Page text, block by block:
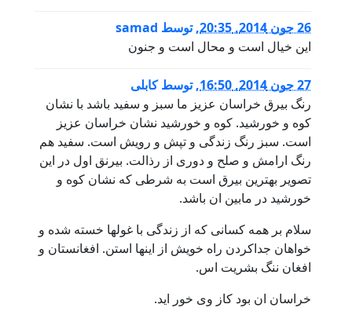
26 جون 2014, 20:35 ,توسط samad
اين خيال است و محال است و جنون
27 جون 2014, 16:50 ,توسطکابلی
رنگ بیرق خراسان عزیز ما سبز و سفید باشد با نشان
کوه و خورشید. کوه و خورشید نشان خراسان عزیز
است. سبز رنگ زندگی و تپش و رویش است. سفید هم
رنگ ارامش و صلح و دوری از رذالت. بیرنق اول در این
تصویر بهترین بیرق است به شرطی که نشان کوه و
خورشید در مابین ان باشد.
سلام بر همه کسانی که از زندگی با غولها خسته شده و
خواهان جداکردن راه خویش از اینها استن. افغانستان و
افغان ننگ بشریت اس.
خراسان ان بود کاز وی خور اید.